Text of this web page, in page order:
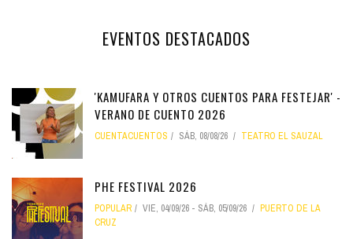
EVENTOS DESTACADOS
'KAMUFARA Y OTROS CUENTOS PARA FESTEJAR' -
VERANO DE CUENTO 2026
CUENTACUENTOS SÁB, 08/08/26 TEATRO EL SAUZAL
PHE FESTIVAL 2026
POPULAR VIE, 04/09/26 - SÁB, 05/09/26
PUERTO DE LA
CRUZ